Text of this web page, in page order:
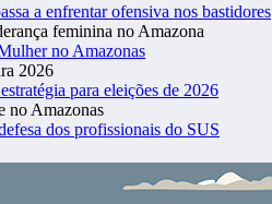
a enfrentar ofensiva nos bastidores
no Amazonas
para eleições de 2026
dos profissionais do SUS